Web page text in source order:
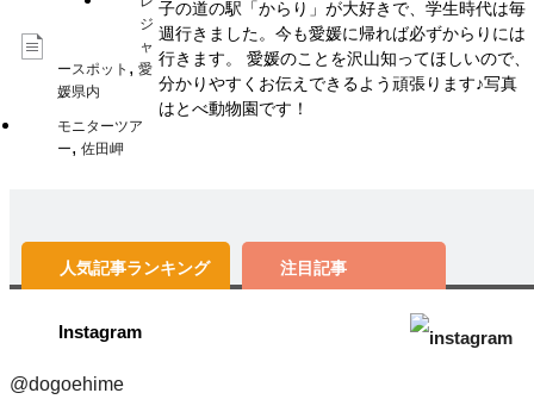
子の道の駅「からり」が大好きで、学生時代は毎
週行きました。今も愛媛に帰れば必ずからりには
行きます。 愛媛のことを沢山知ってほしいので、
分かりやすくお伝えできるよう頑張ります♪写真
はとべ動物園です！
ジ
ャ
ースポット , 愛
媛県内
モニターツア
ー, 佐田岬
人気記事ランキング 注目記事
Instagram
@dogoehime